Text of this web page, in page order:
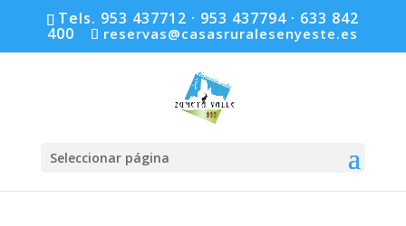
Tels. 953 437712 · 953 437794 · 633 842
400 reservas@casasruralesenyeste.es
Seleccionar página